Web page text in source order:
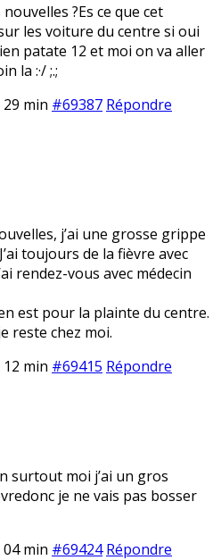
?Es ce que cet
les voiture du centre si oui
patate 12 et moi on va aller
la :·/ ;.;
min #69387 Répondre
j’ai une grosse grippe
toujours de la fièvre avec
rendez-vous avec médecin
est pour la plainte du centre.
reste chez moi.
min #69415 Répondre
surtout moi j’ai un gros
je ne vais pas bosser
min #69424 Répondre